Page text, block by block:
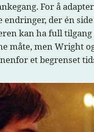
For å
der én
kan ha full
måte, men Wright
et begrenset